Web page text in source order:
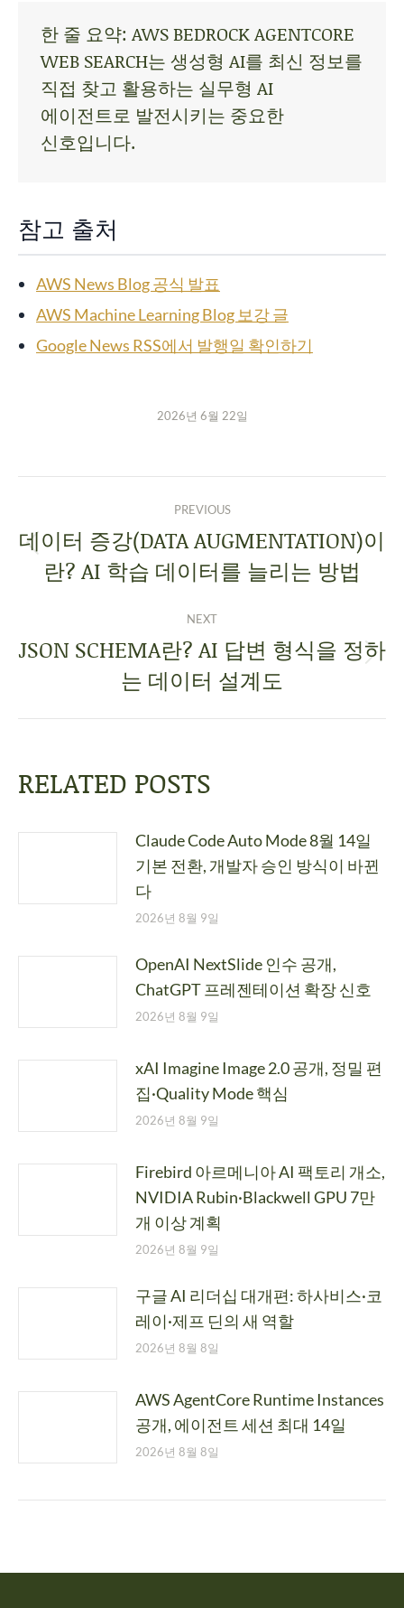
한 줄 요약: AWS BEDROCK AGENTCORE
WEB SEARCH는 생성형 AI를 최신 정보를
직접 찾고 활용하는 실무형 AI
에이전트로 발전시키는 중요한
신호입니다.
참고 출처
AWS News Blog 공식 발표
AWS Machine Learning Blog 보강 글
Google News RSS에서 발행일 확인하기
2026년 6월 22일
PREVIOUS
데이터 증강(DATA AUGMENTATION)이
란? AI 학습 데이터를 늘리는 방법
NEXT
JSON SCHEMA란? AI 답변 형식을 정하
는 데이터 설계도
RELATED POSTS
Claude Code Auto Mode 8월 14일
기본 전환, 개발자 승인 방식이 바뀐
다
2026년 8월 9일
OpenAI NextSlide 인수 공개,
ChatGPT 프레젠테이션 확장 신호
2026년 8월 9일
xAI Imagine Image 2.0 공개, 정밀 편
집·Quality Mode 핵심
2026년 8월 9일
Firebird 아르메니아 AI 팩토리 개소,
NVIDIA Rubin·Blackwell GPU 7만
개 이상 계획
2026년 8월 9일
구글 AI 리더십 대개편: 하사비스·코
레이·제프 딘의 새 역할
2026년 8월 8일
AWS AgentCore Runtime Instances
공개, 에이전트 세션 최대 14일
2026년 8월 8일